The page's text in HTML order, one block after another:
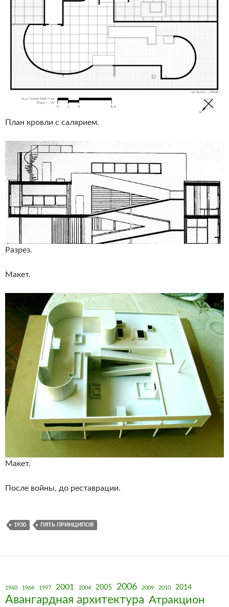
План кровли с салярием.
Разрез.
Макет.
Макет.
После войны, до реставрации.
1930 ПЯТЬ ПРИНЦИПОВ
1960 1966 1997 2001 2004 2005 2006 2009 2010 2014
Авангардная архитектура Атракцион